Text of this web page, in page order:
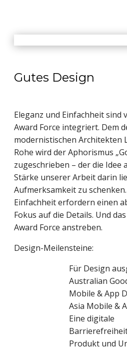
Gutes Design
Eleganz und Einfachheit sind
Award Force integriert. Dem
modernistischen Architekten
Rohe wird der Aphorismus
zugeschrieben – der die Idee
Stärke unserer Arbeit darin
Aufmerksamkeit zu
Einfachheit erfordern einen
Fokus auf die Details. Und
Award Force anstreben.
Design-Meilensteine:
Für Design
Australian
Mobile & App
Asia Mobile &
Eine digitale
Produkt und